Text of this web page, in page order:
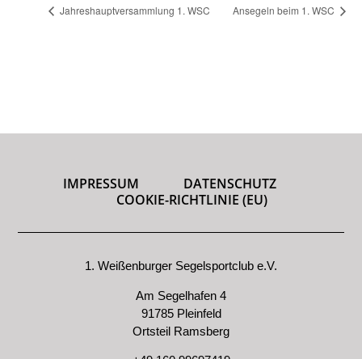
Jahreshauptversammlung 1. WSC Ansegeln beim 1. WSC
IMPRESSUM
DATENSCHUTZ
COOKIE-RICHTLINIE (EU)
1. Weißenburger Segelsportclub e.V.
Am Segelhafen 4
91785 Pleinfeld
Ortsteil Ramsberg